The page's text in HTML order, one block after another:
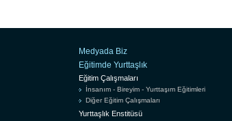
Medyada Biz
Eğitimde Yurttaşlık
Eğitim Çalışmaları
İnsanım - Bireyim - Yurttaşım Eğitimleri
Diğer Eğitim Çalışmaları
Yurttaşlık Enstitüsü